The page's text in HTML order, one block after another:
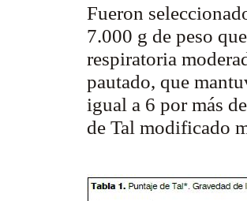
Fueron
7.000 g de peso
respiratoria
pautado, que
igual a 6 por más
de Tal modificado